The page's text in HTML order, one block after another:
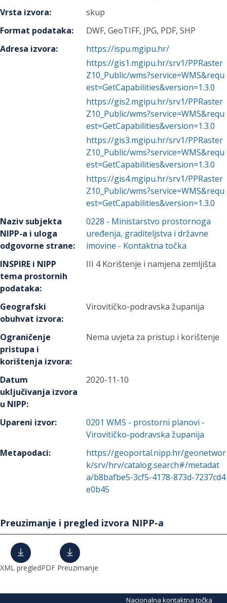
Vrsta izvora:
skup
Format podataka:
DWF, GeoTIFF, JPG, PDF, SHP
Adresa izvora:
https://ispu.mgipu.hr/
https://gis1.mgipu.hr/srv1/PPRaster
Z10_Public/wms?service=WMS&requ
est=GetCapabilities&version=1.3.0
https://gis2.mgipu.hr/srv1/PPRaster
Z10_Public/wms?service=WMS&requ
est=GetCapabilities&version=1.3.0
https://gis3.mgipu.hr/srv1/PPRaster
Z10_Public/wms?service=WMS&requ
est=GetCapabilities&version=1.3.0
https://gis4.mgipu.hr/srv1/PPRaster
Z10_Public/wms?service=WMS&requ
est=GetCapabilities&version=1.3.0
Naziv subjekta
NIPP-a i uloga
odgovorne strane:
0228 - Ministarstvo prostornoga
uređenja, graditeljstva i državne
imovine - Kontaktna točka
INSPIRE i NIPP
tema prostornih
podataka:
III 4 Korištenje i namjena zemljišta
Geografski
obuhvat izvora:
Virovitičko-podravska županija
Ograničenje
pristupa i
korištenja izvora:
Nema uvjeta za pristup i korištenje
Datum
uključivanja izvora
u NIPP:
2020-11-10
Upareni izvor: 0201 WMS - prostorni planovi -
Virovitičko-podravska županija
Metapodaci:
https://geoportal.nipp.hr/geonetwor
k/srv/hrv/catalog.search#/metadat
a/b8bafbe5-3cf5-4178-873d-7237cd4
e0b45
Preuzimanje i pregled izvora NIPP-a
XML pregledPDF Preuzimanje
Nacionalna kontaktna točka